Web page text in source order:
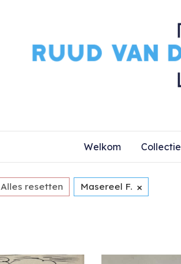
Welkom Collectie
Alles resetten Masereel F. ×